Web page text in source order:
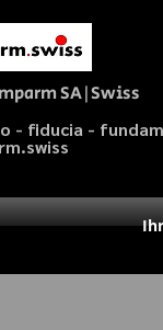
SA|Swiss
- fiducia -